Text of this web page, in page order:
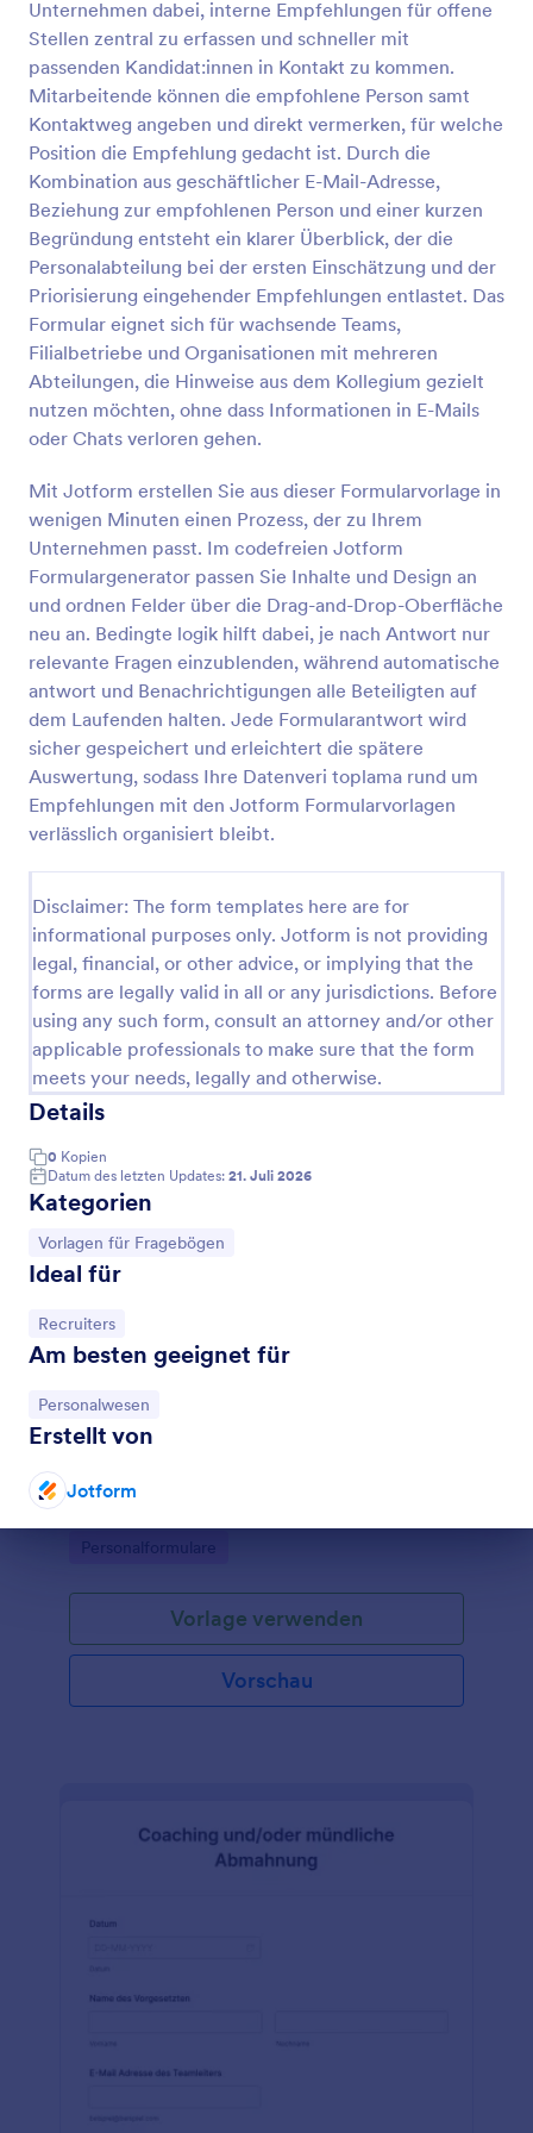
Unternehmen dabei, interne Empfehlungen für offene
Stellen zentral zu erfassen und schneller mit
passenden Kandidat:innen in Kontakt zu kommen.
Mitarbeitende können die empfohlene Person samt
Kontaktweg angeben und direkt vermerken, für welche
Position die Empfehlung gedacht ist. Durch die
Kombination aus geschäftlicher E-Mail-Adresse,
Beziehung zur empfohlenen Person und einer kurzen
Begründung entsteht ein klarer Überblick, der die
Personalabteilung bei der ersten Einschätzung und der
Priorisierung eingehender Empfehlungen entlastet. Das
Formular eignet sich für wachsende Teams,
Filialbetriebe und Organisationen mit mehreren
Abteilungen, die Hinweise aus dem Kollegium gezielt
nutzen möchten, ohne dass Informationen in E-Mails
oder Chats verloren gehen.
Mit Jotform erstellen Sie aus dieser Formularvorlage in
wenigen Minuten einen Prozess, der zu Ihrem
Unternehmen passt. Im codefreien Jotform
Formulargenerator passen Sie Inhalte und Design an
und ordnen Felder über die Drag-and-Drop-Oberfläche
neu an. Bedingte logik hilft dabei, je nach Antwort nur
relevante Fragen einzublenden, während automatische
antwort und Benachrichtigungen alle Beteiligten auf
dem Laufenden halten. Jede Formularantwort wird
sicher gespeichert und erleichtert die spätere
Auswertung, sodass Ihre Datenveri toplama rund um
Empfehlungen mit den Jotform Formularvorlagen
verlässlich organisiert bleibt.
Disclaimer: The form templates here are for
informational purposes only. Jotform is not providing
legal, financial, or other advice, or implying that the
forms are legally valid in all or any jurisdictions. Before
using any such form, consult an attorney and/or other
applicable professionals to make sure that the form
meets your needs, legally and otherwise.
Details
0 Kopien
Datum des letzten Updates: 21. Juli 2026
Kategorien
Zur Kategorie:
Vorlagen für Fragebögen
Ideal für
Zur Kategorie:
Recruiters
Am besten geeignet für
Zur Kategorie:
Personalwesen
Erstellt von
Jotform
Dialog Ende
Vorschau
Formular Für Neue Mitarbeiter
Ein Formular für neue Mitarbeiter ist ein sehr
nützliches Formular, das dazu dient, alle
notwendigen Informationen von neuen Mitarbeitern
zu erfassen.
Go to Category:
Personalformulare
Vorlage verwenden
Vorschau
Model Release Formular
Release-Formular
Go to Category:
Personalformulare
Vorlage verwenden
Vorschau